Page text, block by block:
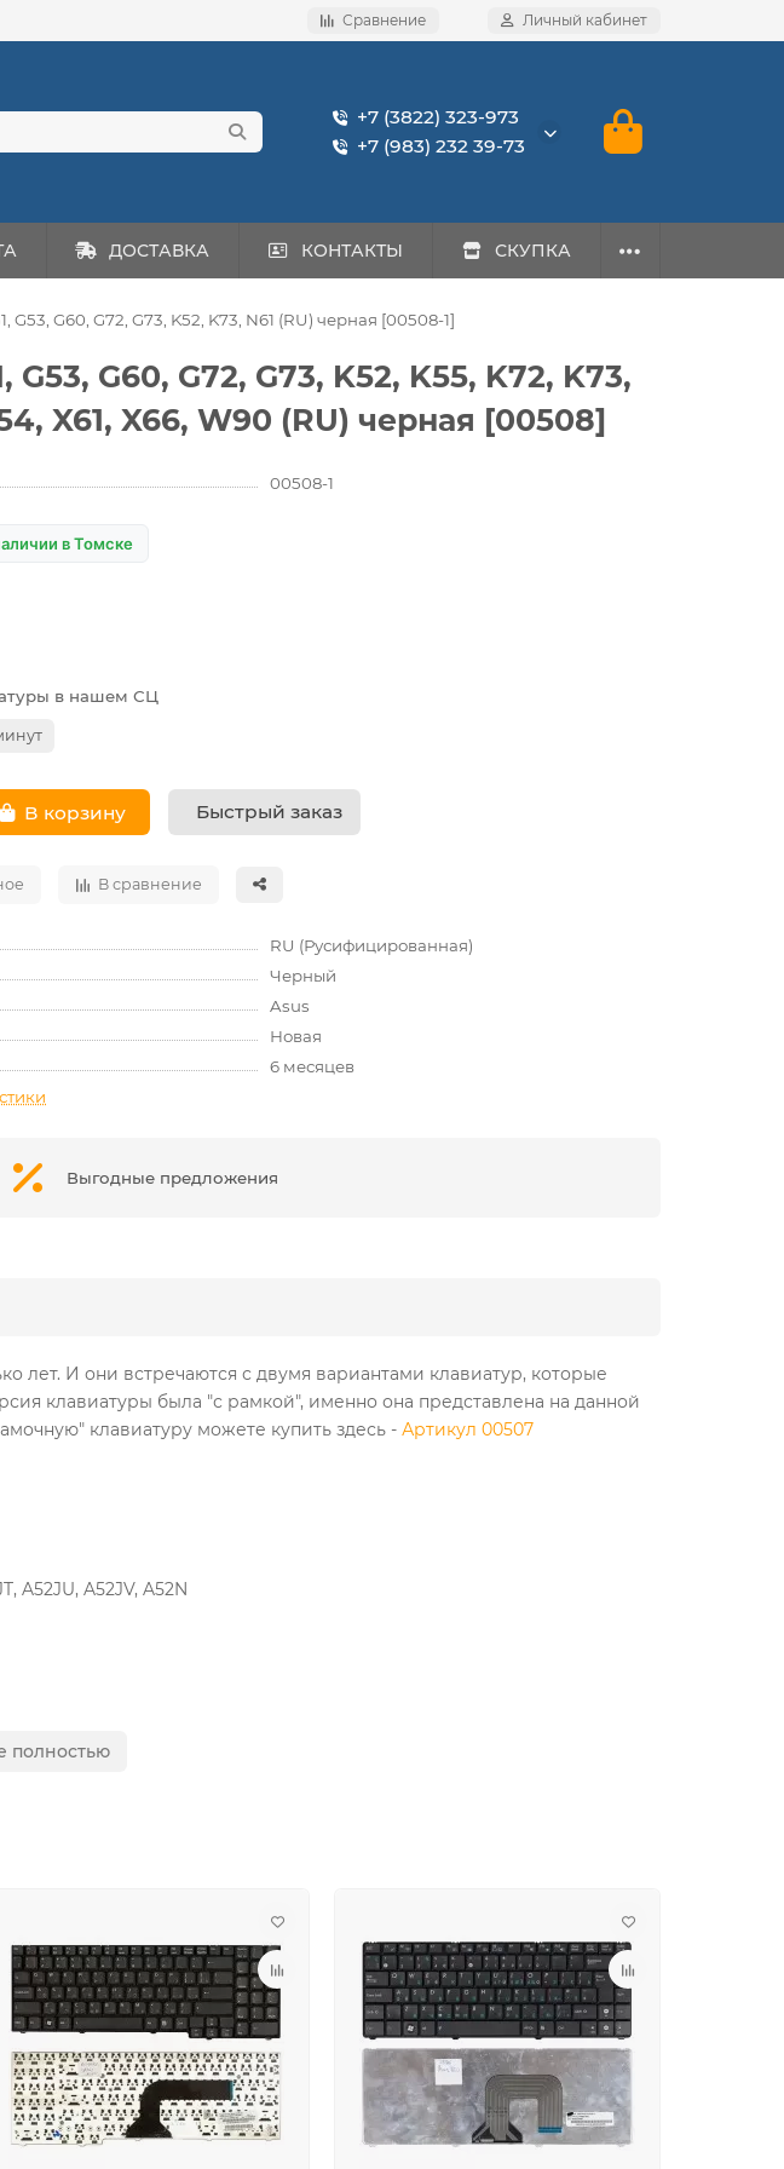
Сравнение Личный кабинет
+7 (3822) 323-973
+7 (983) 232 39-73
ДОСТАВКА КОНТАКТЫ СКУПКА
G60, G72, G73, K52, K73, N61 (RU) черная [00508-1]
G60, G72, G73, K52, K55, K72, K73,
X61, X66, W90 (RU) черная [00508]
00508-1
в Томске
в нашем СЦ
В корзину Быстрый заказ
В сравнение
RU (Русифицированная)
Черный
Asus
Новая
6 месяцев
Выгодные предложения
лет. И они встречаются с двумя вариантами клавиатур, которые
клавиатуры была "с рамкой", именно она представлена на данной
клавиатуру можете купить здесь - Артикул 00507
A52JU, A52JV, A52N
полностью